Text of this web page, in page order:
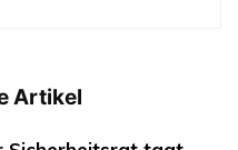
Artikel